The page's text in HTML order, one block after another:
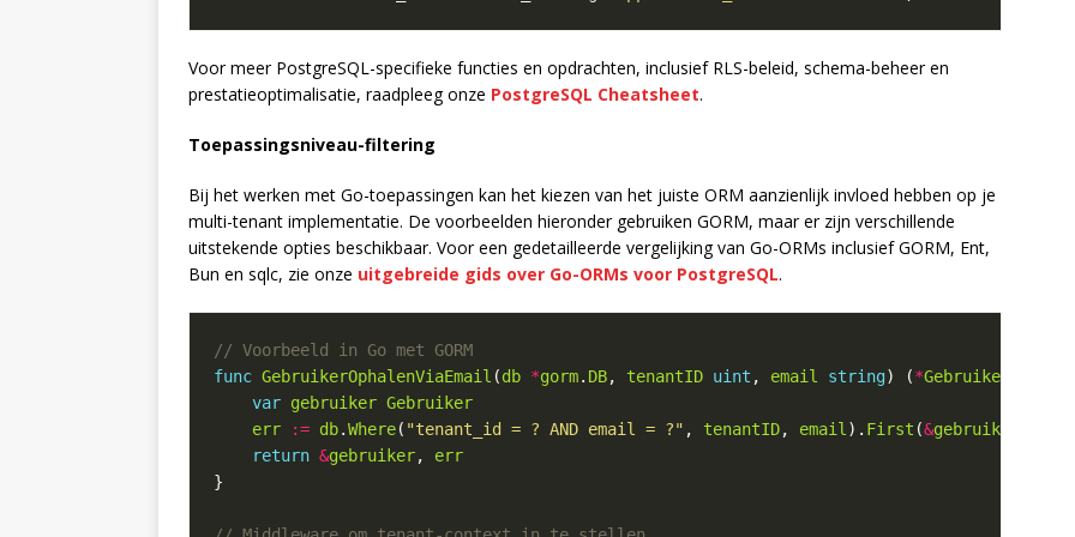
Voor meer PostgreSQL-specifieke functies en opdrachten, inclusief RLS-beleid, schema-beheer en
prestatieoptimalisatie, raadpleeg onze PostgreSQL Cheatsheet.
Toepassingsniveau-filtering
Bij het werken met Go-toepassingen kan het kiezen van het juiste ORM aanzienlijk invloed hebben op je
multi-tenant implementatie. De voorbeelden hieronder gebruiken GORM, maar er zijn verschillende
uitstekende opties beschikbaar. Voor een gedetailleerde vergelijking van Go-ORMs inclusief GORM, Ent,
Bun en sqlc, zie onze uitgebreide gids over Go-ORMs voor PostgreSQL.
func GebruikerOphalenViaEmail (db *gorm. DB, tenantID uint , email string) (*Gebruiker
var gebruiker Gebruiker
err
:= db.Where( "tenant_id = ? AND email = ?" , tenantID, email ). First (&gebruiker
return &gebruiker, err